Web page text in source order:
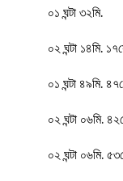
০১ ঘন্টা ৩২মি.
০২ ঘন্টা ১৪মি.
০১ ঘন্টা ৪৯মি.
০২ ঘন্টা ০৬মি.
০২ ঘন্টা ০৬মি.